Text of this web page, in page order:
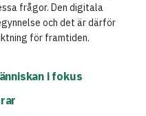
frågor. Den digitala
och det är därför
för framtiden.
i fokus